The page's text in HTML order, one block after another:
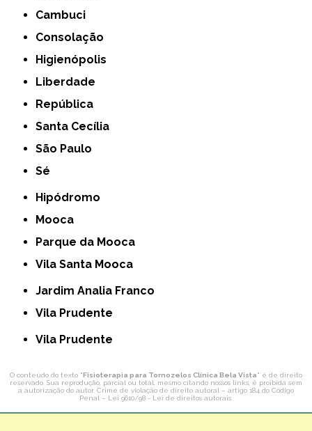
Cambuci
Consolação
Higienópolis
Liberdade
República
Santa Cecília
São Paulo
Sé
Hipódromo
Mooca
Parque da Mooca
Vila Santa Mooca
Jardim Analia Franco
Vila Prudente
Vila Prudente
O conteúdo do texto "Fisioterapia para Tornozelos Clínica Bela Vista" é de direito
reservado. Sua reprodução, parcial ou total, mesmo citando nossos links, é proibida sem
a autorização do autor. Crime de violação de direito autoral – artigo 184 do Código
Penal – Lei 9610/98 - Lei de direitos autorais